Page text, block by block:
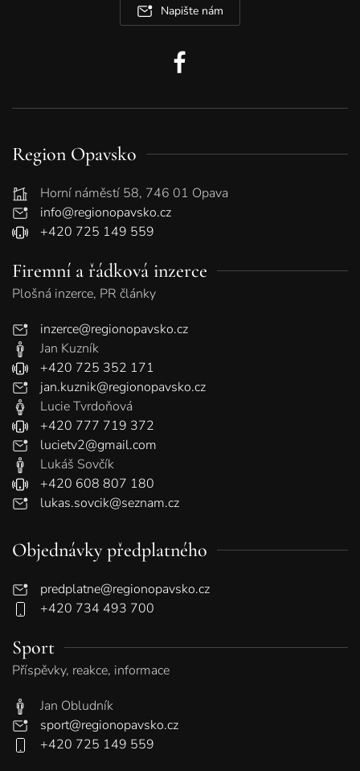
Napište nám
Region Opavsko
Horní náměstí 58, 746 01 Opava
info@regionopavsko.cz
+420 725 149 559
Firemní a řádková inzerce
Plošná inzerce, PR články
inzerce@regionopavsko.cz
Jan Kuzník
+420 725 352 171
jan.kuznik@regionopavsko.cz
Lucie Tvrdoňová
+420 777 719 372
lucietv2@gmail.com
Lukáš Sovčík
+420 608 807 180
lukas.sovcik@seznam.cz
Objednávky předplatného
predplatne@regionopavsko.cz
+420 734 493 700
Sport
Příspěvky, reakce, informace
Jan Obludník
sport@regionopavsko.cz
+420 725 149 559